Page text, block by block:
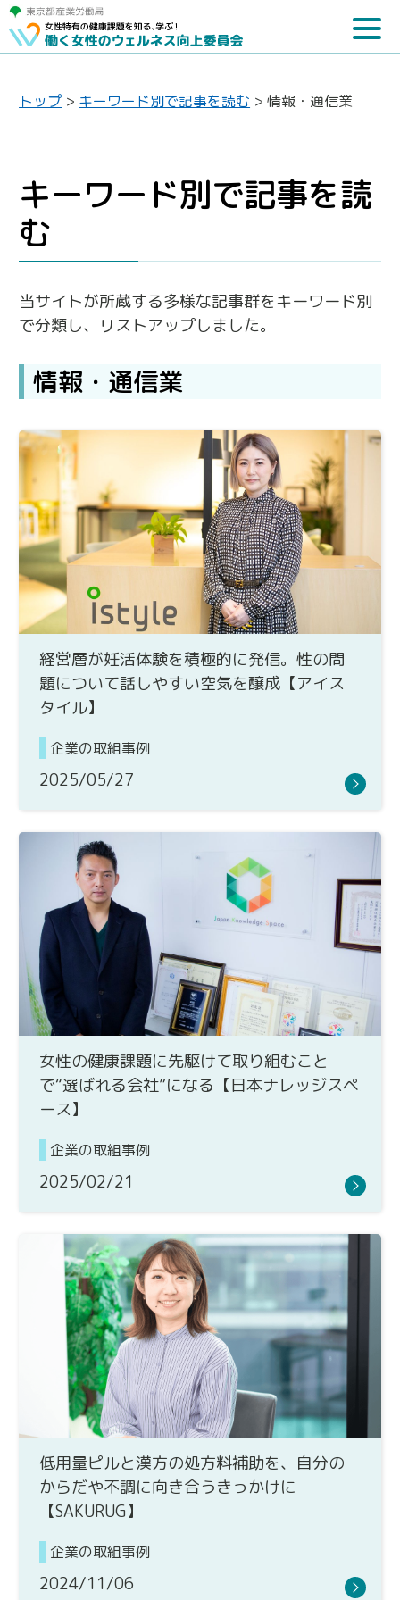
トップ > キーワード別で記事を読む >情報・通信業
キーワード別で記事を読
む
当サイトが所蔵する多様な記事群をキーワード別
で分類し、リストアップしました。
情報・通信業
経営層が妊活体験を積極的に発信。性の問
題について話しやすい空気を醸成【アイス
タイル】
企業の取組事例
2025/05/27
女性の健康課題に先駆けて取り組むこと
で“選ばれる会社”になる【日本ナレッジスペ
ース】
企業の取組事例
2025/02/21
低用量ピルと漢方の処方料補助を、自分の
からだや不調に向き合うきっかけに
【SAKURUG】
企業の取組事例
2024/11/06